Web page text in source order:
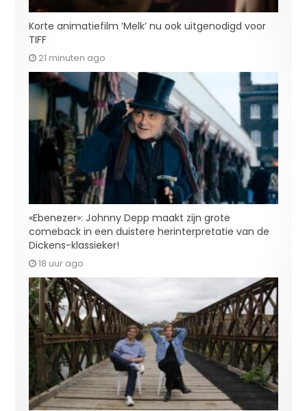
Korte animatiefilm ‘Melk’ nu ook uitgenodigd voor
TIFF
21 minuten ago
«Ebenezer»: Johnny Depp maakt zijn grote
comeback in een duistere herinterpretatie van de
Dickens-klassieker!
18 uur ago